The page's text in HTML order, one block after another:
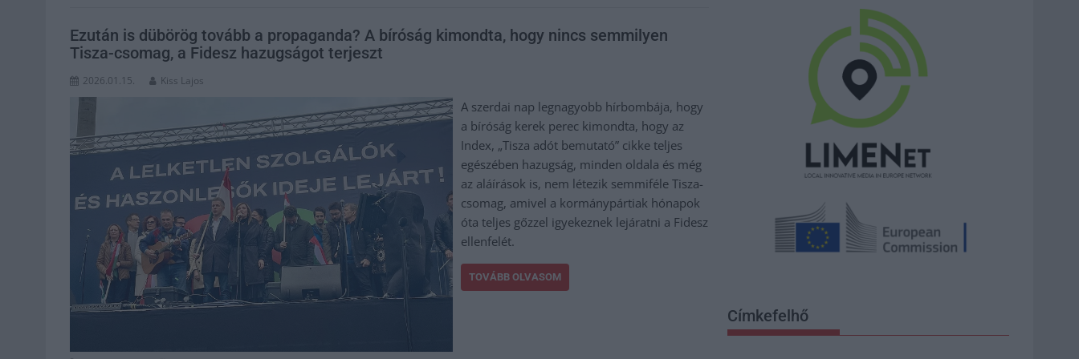
Ezután is dübörög tovább a propaganda? A bíróság kimondta, hogy nincs semmilyen
Tisza-csomag, a Fidesz hazugságot terjeszt
2026.01.15. Kiss Lajos
A szerdai nap legnagyobb hírbombája, hogy
a bíróság kerek perec kimondta, hogy az
Index, „Tisza adót bemutató” cikke teljes
egészében hazugság, minden oldala és még
az aláírások is, nem létezik semmiféle Tisza-
csomag, amivel a kormánypártiak hónapok
óta teljes gőzzel igyekeznek lejáratni a Fidesz
ellenfelét.
TOVÁBB OLVASOM
Címkefelhő